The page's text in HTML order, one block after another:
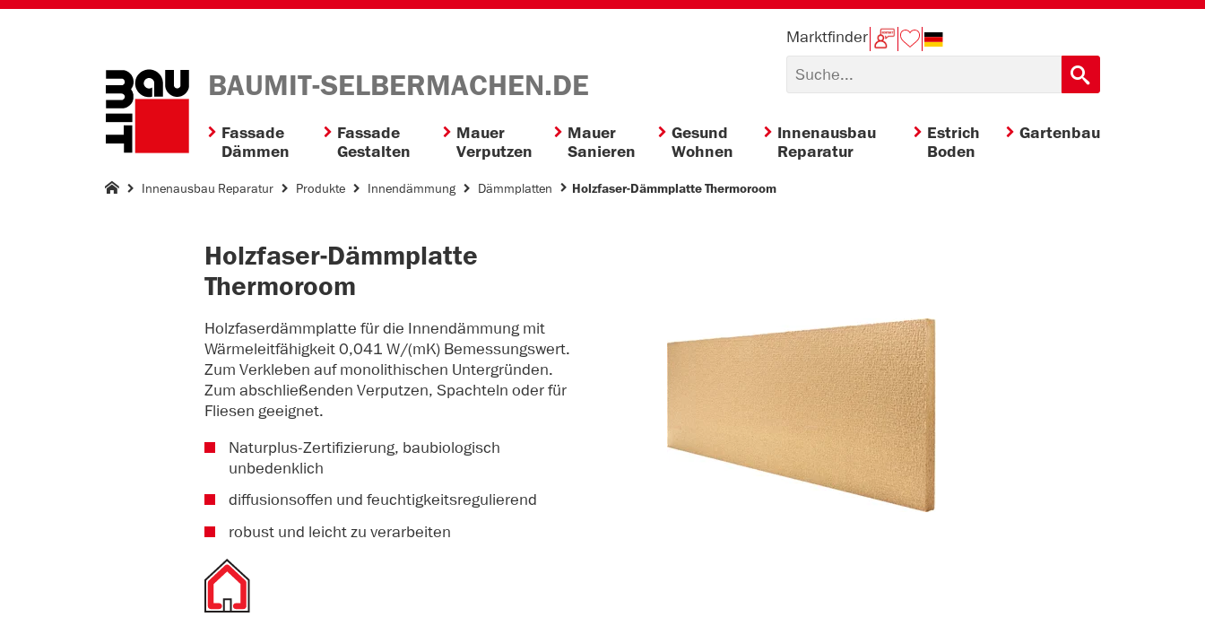
BAUMIT-SELBERMACHEN.DE
Marktfinder
Fassade
Dämmen
Fassade
Gestalten
Mauer
Verputzen
Mauer
Sanieren
Gesund
Wohnen
Innenausbau
Reparatur
Estrich
Boden
Gartenbau
Innenausbau Reparatur Produkte Innendämmung Dämmplatten Holzfaser-Dämmplatte Thermoroom
Holzfaser-Dämmplatte
Thermoroom
Holzfaserdämmplatte für die Innendämmung mit
Wärmeleitfähigkeit 0,041 W/(mK) Bemessungswert.
Zum Verkleben auf monolithischen Untergründen.
Zum abschließenden Verputzen, Spachteln oder für
Fliesen geeignet.
Naturplus-Zertifizierung, baubiologisch
unbedenklich
diffusionsoffen und feuchtigkeitsregulierend
robust und leicht zu verarbeiten